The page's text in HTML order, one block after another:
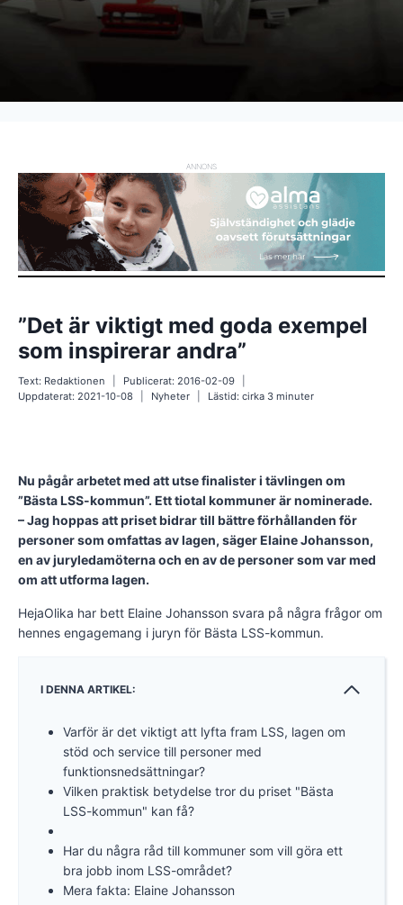
ANNONS
”Det är viktigt med goda exempel
som inspirerar andra”
Text: Redaktionen Publicerat: 2016-02-09
Uppdaterat: 2021-10-08 Nyheter Lästid: cirka 3minuter
Nu pågår arbetet med att utse finalister i tävlingen om
”Bästa LSS-kommun”. Ett tiotal kommuner är nominerade.
– Jag hoppas att priset bidrar till bättre förhållanden för
personer som omfattas av lagen, säger Elaine Johansson,
en av juryledamöterna och en av de personer som var med
om att utforma lagen.
HejaOlika har bett Elaine Johansson svara på några frågor om
hennes engagemang i juryn för Bästa LSS-kommun.
I DENNA ARTIKEL:
Varför är det viktigt att lyfta fram LSS, lagen om
stöd och service till personer med
funktionsnedsättningar?
Vilken praktisk betydelse tror du priset "Bästa
LSS-kommun" kan få?
Har du några råd till kommuner som vill göra ett
bra jobb inom LSS-området?
Mera fakta: Elaine Johansson